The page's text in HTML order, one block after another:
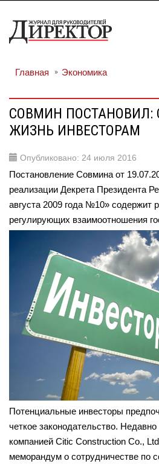
Главная Экономика
СОВМИН ПОСТАНОВИЛ:
ЖИЗНЬ ИНВЕСТОРАМ
Опубликовано: 24 июля 2016
Постановление Совмина от
реализации Декрета Президента
августа 2009 года №10» содержит
регулирующих взаимоотношения
Потенциальные инвесторы
четкое законодательство.
компанией Citic Construction Co.,
меморандум о сотрудничестве по